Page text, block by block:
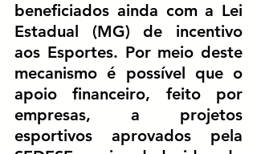
beneficiados ainda com a Lei
Estadual (MG) de incentivo
aos Esportes. Por meio deste
mecanismo é possível que o
apoio financeiro, feito por
empresas, a projetos
esportivos aprovados pela